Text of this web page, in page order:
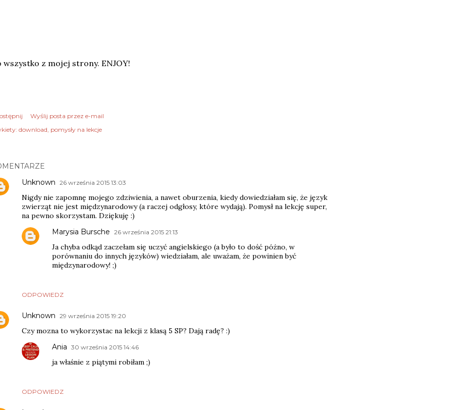
wszystko z mojej strony. ENJOY!
Wyślij posta przez e-mail
download pomysły na lekcje
Unknown 26 września 2015 13:03
Nigdy nie zapomnę mojego zdziwienia, a nawet oburzenia, kiedy dowiedziałam się, że język
zwierząt nie jest międzynarodowy (a raczej odgłosy, które wydają). Pomysł na lekcję super,
na pewno skorzystam. Dziękuję :)
ODPOWIEDZ
Marysia Bursche 26 września 2015 21:13
Ja chyba odkąd zaczełam się uczyć angielskiego (a było to dość póżno, w
porównaniu do innych języków) wiedziałam, ale uważam, że powinien być
międzynarodowy! ;)
Unknown 29 września 2015 19:20
Czy mozna to wykorzystac na lekcji z klasą 5 SP? Dają radę? :)
ODPOWIEDZ
Ania 30 września 2015 14:46
ja właśnie z piątymi robiłam ;)